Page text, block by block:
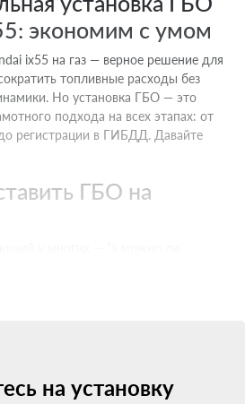
экономим с умом
ix55 на газ — верное решение для
топливные расходы без
Но установка ГБО — это
подхода на всех этапах: от
регистрации в ГИБДД. Давайте
ГБО на
ix55?". Ответ — да, на
последних поколений, которое
на установку